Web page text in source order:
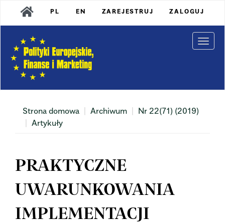
Main
Navigation
Content
Sidebar
PL EN ZAREJESTRUJ ZALOGUJ
Strona domowa Archiwum
Nr 22(71) (2019)
Artykuły
PRAKTYCZNE
UWARUNKOWANIA
IMPLEMENTACJI